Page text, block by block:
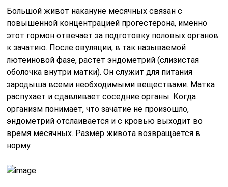
Большой живот накануне месячных связан с
повышенной концентрацией прогестерона, именно
этот гормон отвечает за подготовку половых органов
к зачатию. После овуляции, в так называемой
лютеиновой фазе, растет эндометрий (слизистая
оболочка внутри матки). Он служит для питания
зародыша всеми необходимыми веществами. Матка
распухает и сдавливает соседние органы. Когда
организм понимает, что зачатие не произошло,
эндометрий отслаивается и с кровью выходит во
время месячных. Размер живота возвращается в
норму.